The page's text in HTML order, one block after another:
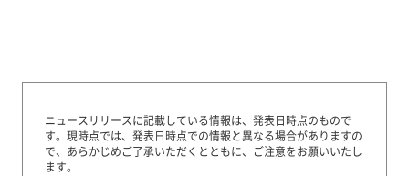
ニュースリリースに記載している情報は、発表日時点のもので
す。 現時点では、発表日時点での情報と異なる場合がありますの
で、あらかじめご了承いただくとともに、ご注意をお願いいたし
ます。